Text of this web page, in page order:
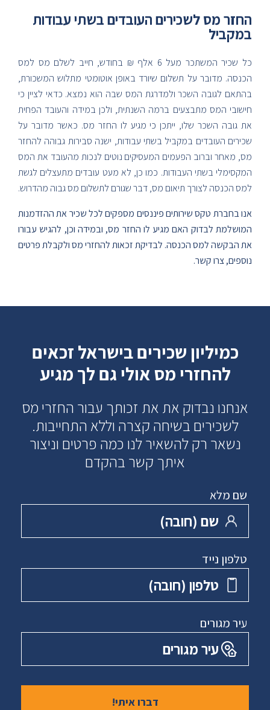
החזר מס לשכירים העובדים בשתי עבודות
במקביל
כל שכיר המשתכר מעל 6 אלף ₪ בחודש, חייב לשלם מס למס
הכנסה. מדובר על תשלום שיורד באופן אוטומטי מתלוש המשכורת,
בהתאם לגובה השכר ולמדרגת המס שבה הוא נמצא. כדאי לציין כי
חישובי המס מתבצעים ברמה השנתית, ולכן במידה והעובד הפחית
את גובה השכר שלו, ייתכן כי מגיע לו החזר מס. כאשר מדובר על
שכירים העובדים במקביל בשתי עבודות, ישנה סבירות גבוהה להחזר
מס, מאחר וברוב הפעמים המעסיקים נוטים לנכות מהעובד את המס
המקסימלי בשתי העבודות. כמו כן, לא מעט עובדים מתעצלים לגשת
למס הכנסה לצורך תיאום מס, דבר שגורם לתשלום מס גבוה מהדרוש.
אנו בחברת טקס שירותים פיננסים מספקים לכל שכיר את ההזדמנות
המושלמת לבדוק האם מגיע לו החזר מס, ובמידה וכן, להגיש עבורו
את הבקשה למס הכנסה. לבדיקת זכאות להחזרי מס ולקבלת פרטים
נוספים, צרו קשר.
כמיליון שכירים בישראל זכאים
להחזרי מס אולי גם לך מגיע
אנחנו נבדוק את את זכותך עבור החזרי מס
לשכירים בשיחה קצרה וללא התחייבות.
נשאר רק להשאיר לנו כמה פרטים וניצור
איתך קשר בהקדם
שם מלא
שם ‏(חובה)
טלפון נייד
טלפון ‏(חובה)
עיר מגורים
עיר מגורים